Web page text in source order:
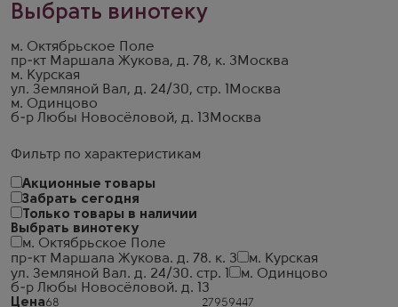
Фильтр по характеристикам
Акционные товары
Забрать сегодня
Только товары в наличии
Выбрать винотеку
м. Октябрьское Поле
пр-кт Маршала Жукова. д. 78. к. 3
м. Курская
ул. Земляной Вал. д. 24/30. стр. 1
м. Одинцово
б-р Любы Новосёловой. д. 13
Цена
Выбрать винотеку
м. Октябрьское Поле
пр-кт Маршала Жукова, д. 78, к. 3 Москва
м. Курская
ул. Земляной Вал, д. 24/30, стр. 1
Москва
м. Одинцово
б-р Любы Новосёловой, д. 13 Москва